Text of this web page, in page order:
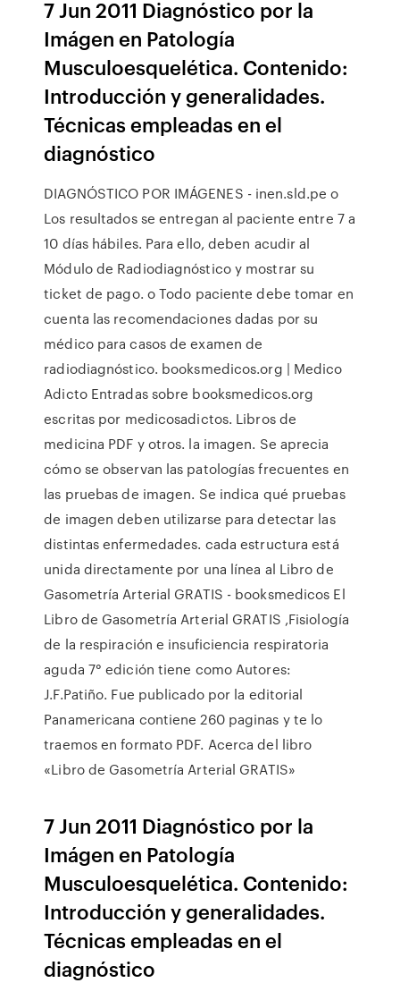
7 Jun 2011 Diagnóstico por la
Imágen en Patología
Musculoesquelética. Contenido:
Introducción y generalidades.
Técnicas empleadas en el
diagnóstico
DIAGNÓSTICO POR IMÁGENES - inen.sld.pe o
Los resultados se entregan al paciente entre 7 a
10 días hábiles. Para ello, deben acudir al
Módulo de Radiodiagnóstico y mostrar su
ticket de pago. o Todo paciente debe tomar en
cuenta las recomendaciones dadas por su
médico para casos de examen de
radiodiagnóstico. booksmedicos.org | Medico
Adicto Entradas sobre booksmedicos.org
escritas por medicosadictos. Libros de
medicina PDF y otros. la imagen. Se aprecia
cómo se observan las patologías frecuentes en
las pruebas de imagen. Se indica qué pruebas
de imagen deben utilizarse para detectar las
distintas enfermedades. cada estructura está
unida directamente por una línea al Libro de
Gasometría Arterial GRATIS - booksmedicos El
Libro de Gasometría Arterial GRATIS ,Fisiología
de la respiración e insuficiencia respiratoria
aguda 7° edición tiene como Autores:
J.F.Patiño. Fue publicado por la editorial
Panamericana contiene 260 paginas y te lo
traemos en formato PDF. Acerca del libro
«Libro de Gasometría Arterial GRATIS»
7 Jun 2011 Diagnóstico por la
Imágen en Patología
Musculoesquelética. Contenido:
Introducción y generalidades.
Técnicas empleadas en el
diagnóstico